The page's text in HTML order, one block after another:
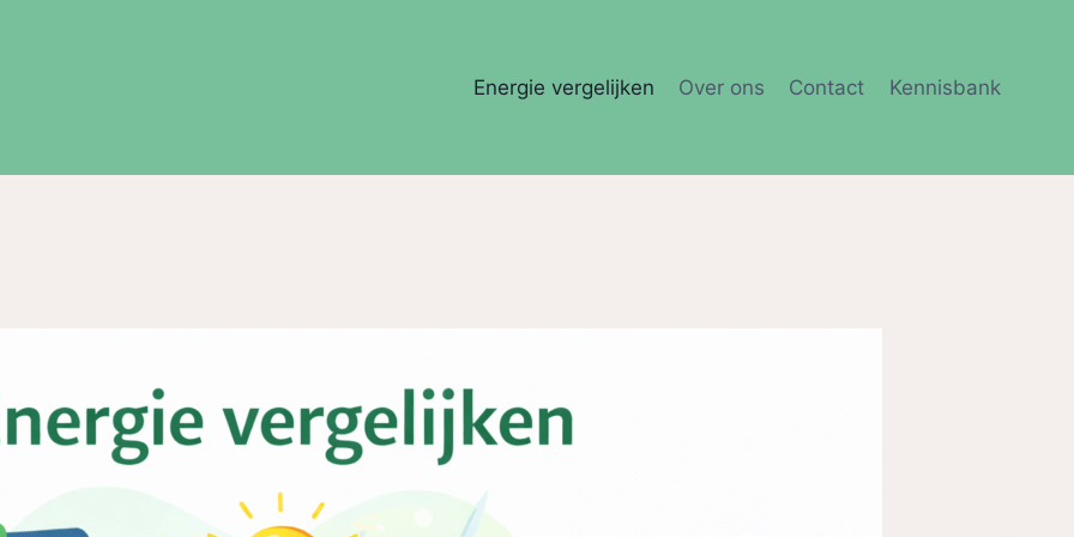
Energie vergelijken Over ons Contact Kennisbank